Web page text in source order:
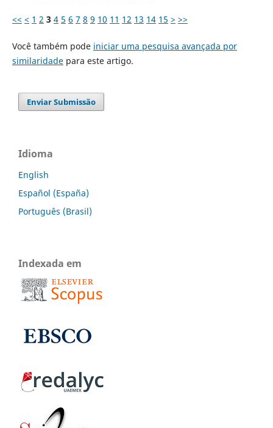
<< < 1 2 3 4 5 6 7 8 9 10 11 12 13 14 15 > >>
Você também pode iniciar uma pesquisa avançada por
similaridadepara este artigo.
Enviar Submissão
Idioma
English
Español (España)
Português (Brasil)
Indexada em